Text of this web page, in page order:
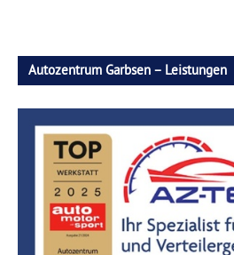
Autozentrum Garbsen – Leistungen